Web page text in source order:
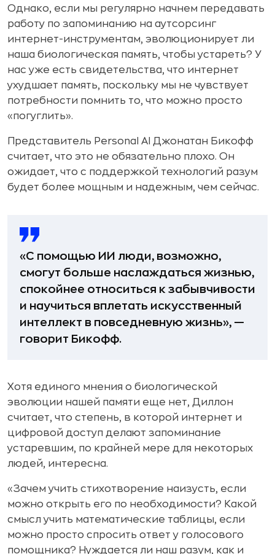
Однако, если мы регулярно начнем передавать
работу по запоминанию на аутсорсинг
интернет-инструментам, эволюционирует ли
наша биологическая память, чтобы устареть? У
нас уже есть свидетельства, что интернет
ухудшает память, поскольку мы не чувствует
потребности помнить то, что можно просто
«погуглить».
Представитель Personal AI Джонатан Бикофф
считает, что это не обязательно плохо. Он
ожидает, что с поддержкой технологий разум
будет более мощным и надежным, чем сейчас.
«С помощью ИИ люди, возможно,
смогут больше наслаждаться жизнью,
спокойнее относиться к забывчивости
и научиться вплетать искусственный
интеллект в повседневную жизнь», —
говорит Бикофф.
Хотя единого мнения о биологической
эволюции нашей памяти еще нет, Диллон
считает, что степень, в которой интернет и
цифровой доступ делают запоминание
устаревшим, по крайней мере для некоторых
людей, интересна.
«Зачем учить стихотворение наизусть, если
можно открыть его по необходимости? Какой
смысл учить математические таблицы, если
можно просто спросить ответ у голосового
помощника? Нуждается ли наш разум, как и